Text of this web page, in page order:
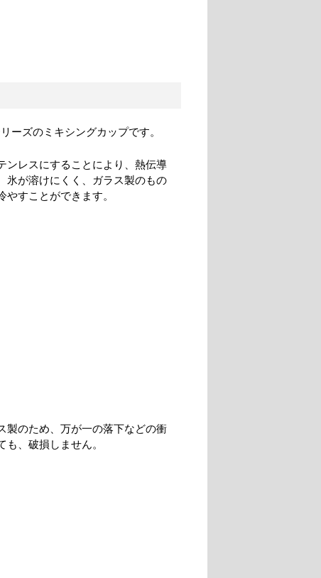
ーズのミキシングカップです。
ンレスにすることにより、熱伝導
氷が溶けにくく、ガラス製のもの
やすことができます。
製のため、万が一の落下などの衝
も、破損しません。